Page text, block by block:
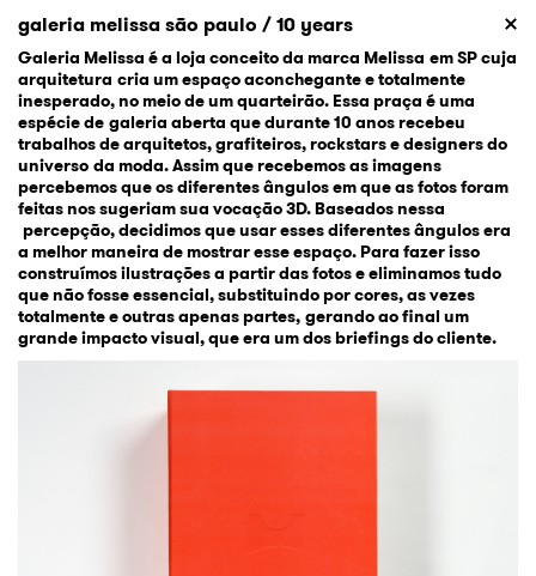
galeria melissa são paulo / 10 years
Galeria Melissa é a loja conceito da marca Melissa em SP cuja
arquitetura cria um espaço aconchegante e totalmente
inesperado, no meio de um quarteirão. Essa praça é uma
espécie de galeria aberta que durante 10 anos recebeu
trabalhos de arquitetos, grafiteiros, rockstars e designers do
universo da moda. Assim que recebemos as imagens
percebemos que os diferentes ângulos em que as fotos foram
feitas nos sugeriam sua vocação 3D. Baseados nessa
percepção, decidimos que usar esses diferentes ângulos era
a melhor maneira de mostrar esse espaço. Para fazer isso
construímos ilustrações a partir das fotos e eliminamos tudo
que não fosse essencial, substituindo por cores, as vezes
totalmente e outras apenas partes, gerando ao final um
grande impacto visual, que era um dos briefings do cliente.